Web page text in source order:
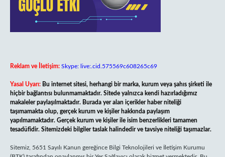
Reklam ve İletişim: Skype: live:.cid.575569c608265c69
Yasal Uyarı: Bu internet sitesi, herhangi bir marka, kurum veya şahıs şirketi ile
hiçbir bağlantısı bulunmamaktadır. Sitede yalnızca kendi hazırladığımız
makaleler paylaşılmaktadır. Burada yer alan içerikler haber niteliği
taşımamakta olup, gerçek kurum ve kişiler hakkında paylaşım
yapılmamaktadır. Gerçek kurum ve kişiler ile isim benzerlikleri tamamen
tesadüfidir. Sitemizdeki bilgiler taslak halindedir ve tavsiye niteliği taşımazlar.
Sitemiz, 5651 Sayılı Kanun gereğince Bilgi Teknolojileri ve İletişim Kurumu